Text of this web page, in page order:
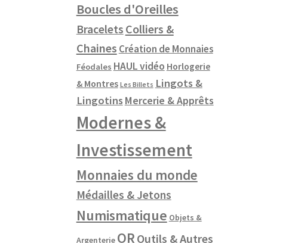
Boucles d'Oreilles
Bracelets Colliers &
Chaines Création de Monnaies
Féodales HAUL vidéo Horlogerie
& Montres Les Billets Lingots &
Lingotins Mercerie & Apprêts
Modernes &
Investissement
Monnaies du monde
Médailles & Jetons
Numismatique Objets &
Argenterie OR Outils & Autres